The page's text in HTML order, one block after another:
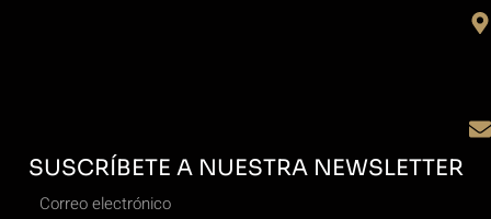
SUSCRÍBETE A NUESTRA NEWSLETTER